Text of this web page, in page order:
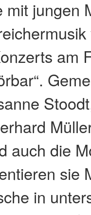
mit jungen
am
auch die
sie
in